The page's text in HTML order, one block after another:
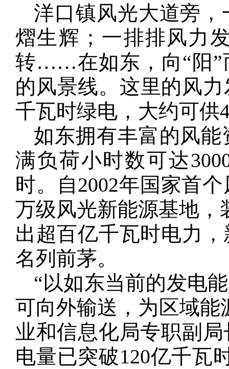
洋口镇风光大道旁
熠生辉；一排排风力
转……在如东，向“阳”
的风景线。这里的风
千瓦时绿电，大约可供
如东拥有丰富的风
满负荷小时数可达
时。自2002年国家首
万级风光新能源基地，
出超百亿千瓦时电力
名列前茅。
“以如东当前的发电
可向外输送，为区域能
业和信息化局专职副
电量已突破120亿千瓦